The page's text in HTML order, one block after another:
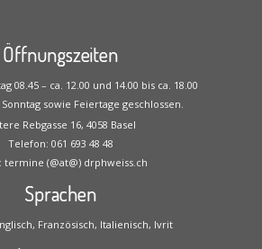
Öffnungszeiten
08.45 – ca. 12.00 und 14.00 bis ca. 18.00
sowie Feiertage geschlossen.
Rebgasse 16, 4058 Basel
Telefon: 061 693 48 48
termine (@at@) drphweiss.ch
Sprachen
Französisch, Italienisch, Ivrit